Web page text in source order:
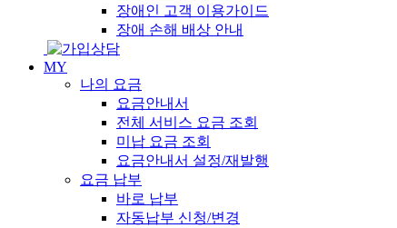
장애인 고객 이용가이드
장애 손해 배상 안내
MY
나의 요금
요금안내서
전체 서비스 요금 조회
미납 요금 조회
요금안내서 설정/재발행
요금 납부
바로 납부
자동납부 신청/변경